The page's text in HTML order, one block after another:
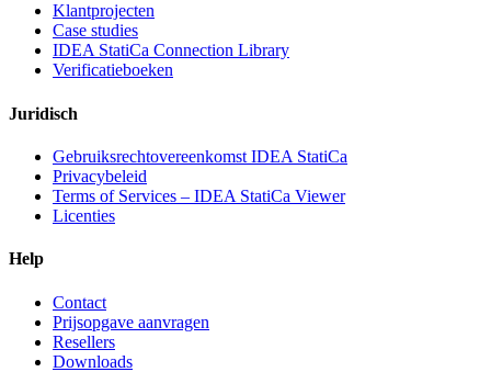
Klantprojecten
Case studies
IDEA StatiCa Connection Library
Verificatieboeken
Juridisch
Gebruiksrechtovereenkomst IDEA StatiCa
Privacybeleid
Terms of Services – IDEA StatiCa Viewer
Licenties
Help
Contact
Prijsopgave aanvragen
Resellers
Downloads